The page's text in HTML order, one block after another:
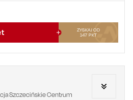
ZYSKAJ OD
147 PKT
Szczecińskie Centrum